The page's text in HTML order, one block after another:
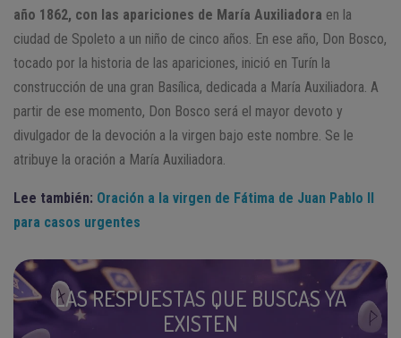
año 1862, con las apariciones de María Auxiliadora en la
ciudad de Spoleto a un niño de cinco años. En ese año, Don Bosco,
tocado por la historia de las apariciones, inició en Turín la
construcción de una gran Basílica, dedicada a María Auxiliadora. A
partir de ese momento, Don Bosco será el mayor devoto y
divulgador de la devoción a la virgen bajo este nombre. Se le
atribuye la oración a María Auxiliadora.
Lee también: Oración a la virgen de Fátima de Juan Pablo II
para casos urgentes
LAS RESPUESTAS QUE BUSCAS YA
EXISTEN